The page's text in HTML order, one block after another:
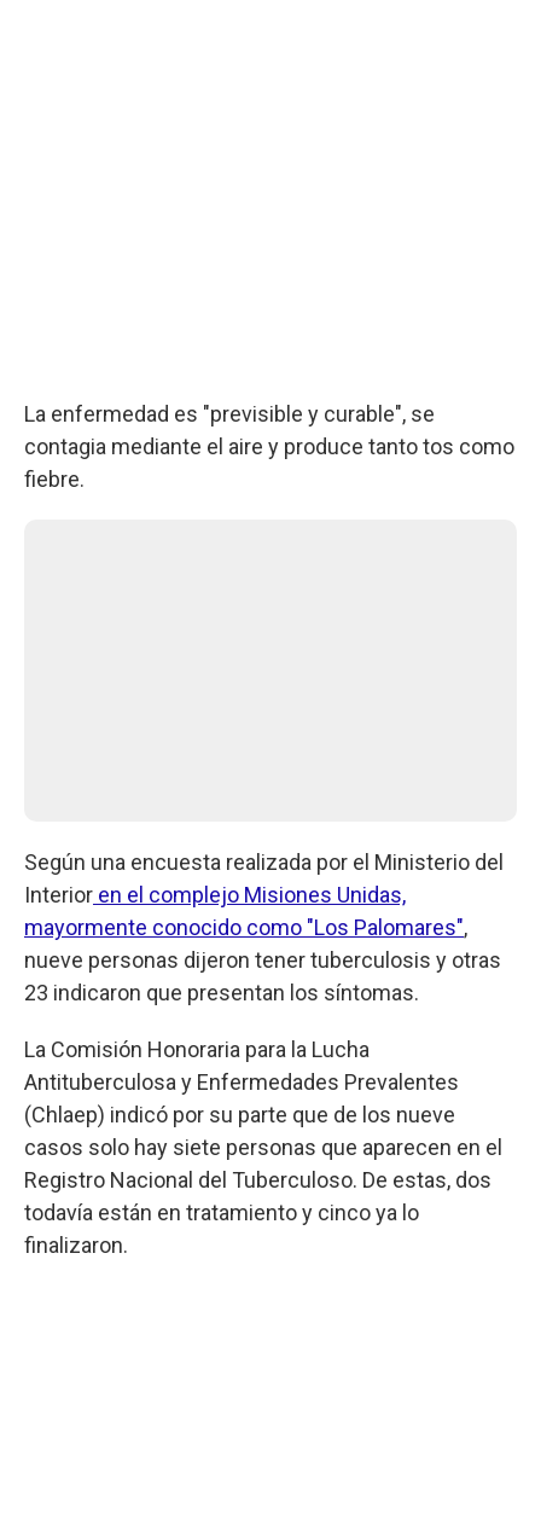
La enfermedad es "previsible y curable", se
contagia mediante el aire y produce tanto tos como
fiebre.
Según una encuesta realizada por el Ministerio del
Interior en el complejo Misiones Unidas,
mayormente conocido como "Los Palomares",
nueve personas dijeron tener tuberculosis y otras
23 indicaron que presentan los síntomas.
La Comisión Honoraria para la Lucha
Antituberculosa y Enfermedades Prevalentes
(Chlaep) indicó por su parte que de los nueve
casos solo hay siete personas que aparecen en el
Registro Nacional del Tuberculoso. De estas, dos
todavía están en tratamiento y cinco ya lo
finalizaron.